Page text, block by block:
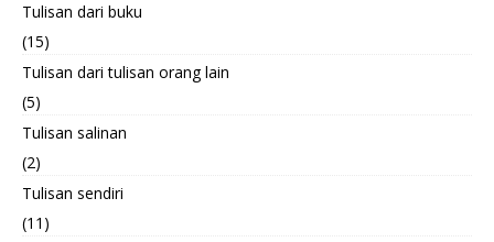
Tulisan dari buku
(15)
Tulisan dari tulisan orang lain
(5)
Tulisan salinan
(2)
Tulisan sendiri
(11)